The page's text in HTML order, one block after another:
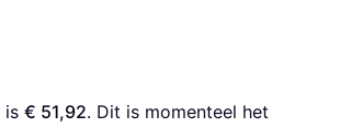
is € 51,92. Dit is momenteel het